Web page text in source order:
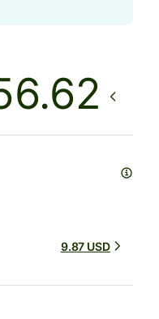
9.87 USD